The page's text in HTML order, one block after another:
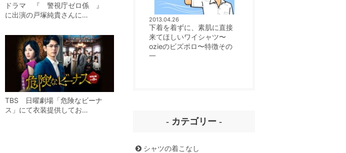
ドラマ 『 警視庁ゼロ係 』
に出演の戸塚純貴さんに…
TBS 日曜劇場「危険なビーナ
ス」にて衣装提供してお…
2013.04.26
下着を着ずに、素肌に直接
来てほしいワイシャツ〜
ozieのビズポロ〜特徴その
一
- カテゴリー -
シャツの着こなし